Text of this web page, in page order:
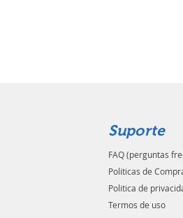
Suporte
FAQ (perguntas
Politicas de
Politica de
Termos de uso